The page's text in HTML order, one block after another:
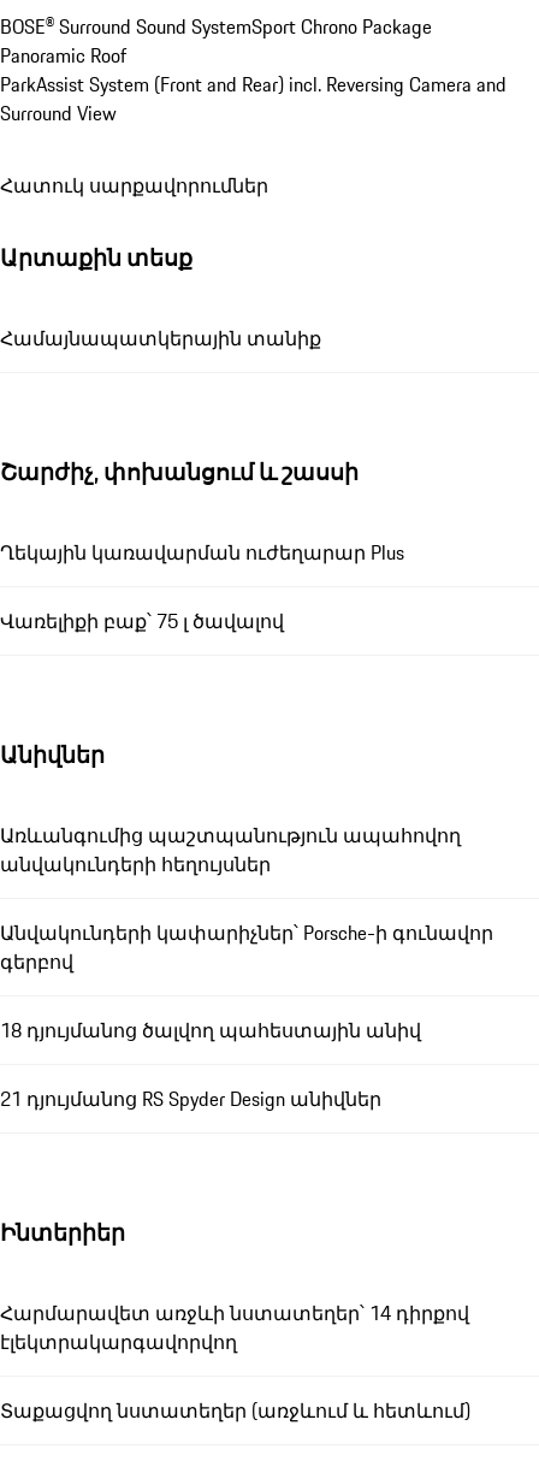
BOSE® Surround Sound SystemSport Chrono Package
Panoramic Roof
ParkAssist System (Front and Rear) incl. Reversing Camera and
Surround View
Հատուկ սարքավորումներ
Արտաքին տեսք
Համայնապատկերային տանիք
Շարժիչ, փոխանցում և շասսի
Ղեկային կառավարման ուժեղարար Plus
Վառելիքի բաք՝ 75 լ ծավալով
Անիվներ
Առևանգումից պաշտպանություն ապահովող
անվակունդերի հեղույսներ
Անվակունդերի կափարիչներ՝ Porsche-ի գունավոր
գերբով
18 դյույմանոց ծալվող պահեստային անիվ
21 դյույմանոց RS Spyder Design անիվներ
Ինտերիեր
Հարմարավետ առջևի նստատեղեր՝ 14 դիրքով
էլեկտրակարգավորվող
Տաքացվող նստատեղեր (առջևում և հետևում)